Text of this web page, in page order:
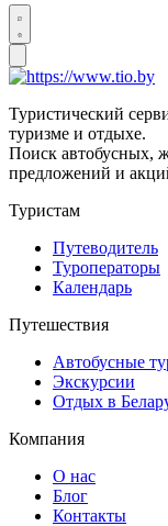
Туристический
туризме и отдыхе.
Поиск автобусных,
предложений и
Туристам
Путеводитель
Туроператоры
Календарь
Путешествия
Автобусные
Экскурсии
Отдых в
Компания
О нас
Блог
Контакты